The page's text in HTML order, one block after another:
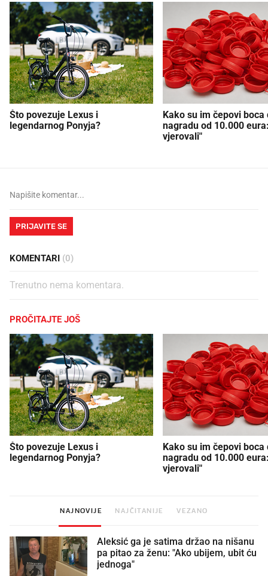
Što povezuje Lexus i
legendarnog Ponyja?
Kako su im čepovi boca
nagradu od 10.000
vjerovali"
PRIJAVITE SE
KOMENTARI (0)
Trenutno nema komentara.
PROČITAJTE JOŠ
Što povezuje Lexus i
legendarnog Ponyja?
Kako su im čepovi boca
nagradu od 10.000
vjerovali"
NAJNOVIJE NAJČITANIJE VEZANO
Aleksić ga je satima držao na nišanu
pa pitao za ženu: "Ako ubijem, ubit ću
jednoga"